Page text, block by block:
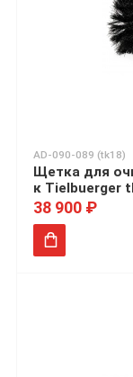
AD-090-089 (tk18)
Щетка для
к Tielbuerger
38 900 ₽